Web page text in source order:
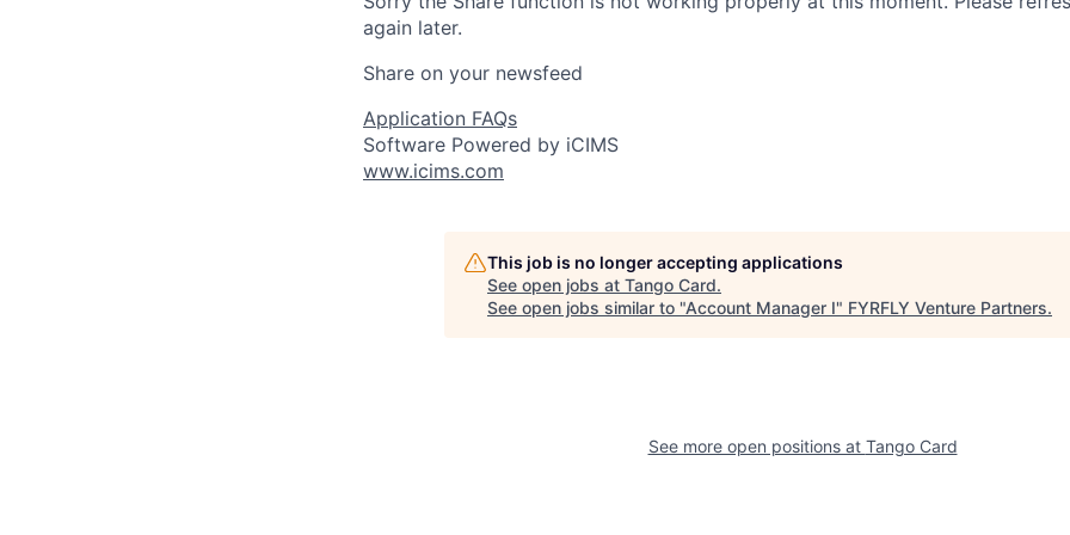
again later.
Share on your newsfeed
Application FAQs
Software Powered by iCIMS
www.icims.com
This job is no longer accepting applications
See open jobs at Tango Card.
See open jobs similar to "Account Manager I" FYRFLY Venture Partners.
See more open positions at Tango Card